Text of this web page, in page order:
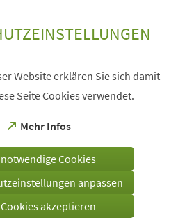
Website erklären Sie sich damit
Seite Cookies verwendet.
Mehr Infos
(Öffnet
einem
Tab)
Cookies
anpassen
akzeptieren